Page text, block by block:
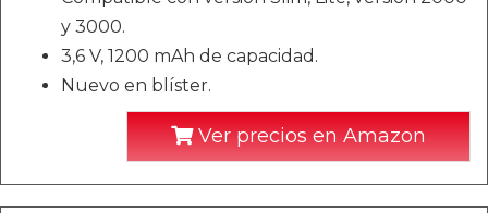
y 3000.
3,6 V, 1200 mAh de capacidad.
Nuevo en blíster.
Ver precios en Amazon